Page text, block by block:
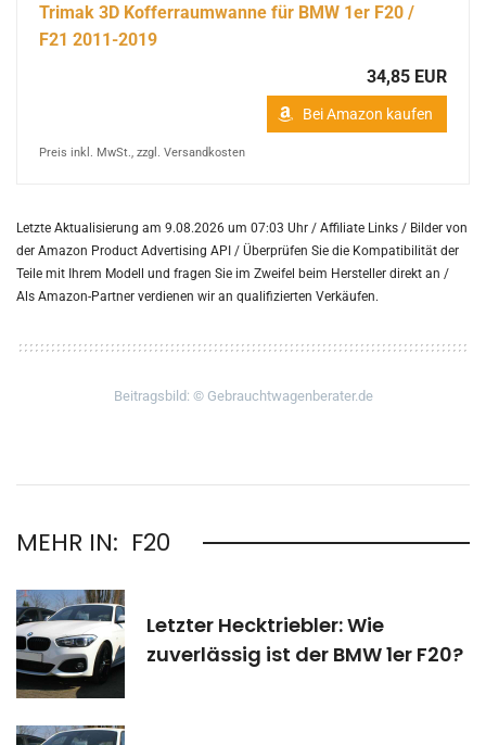
Trimak 3D Kofferraumwanne für BMW 1er F20 /
F21 2011-2019
34,85 EUR
Bei Amazon kaufen
Preis inkl. MwSt., zzgl. Versandkosten
Letzte Aktualisierung am 9.08.2026 um 07:03 Uhr / Affiliate Links / Bilder von
der Amazon Product Advertising API / Überprüfen Sie die Kompatibilität der
Teile mit Ihrem Modell und fragen Sie im Zweifel beim Hersteller direkt an /
Als Amazon-Partner verdienen wir an qualifizierten Verkäufen.
Beitragsbild: © Gebrauchtwagenberater.de
MEHR IN: F20
Letzter Hecktriebler: Wie
zuverlässig ist der BMW 1er F20?